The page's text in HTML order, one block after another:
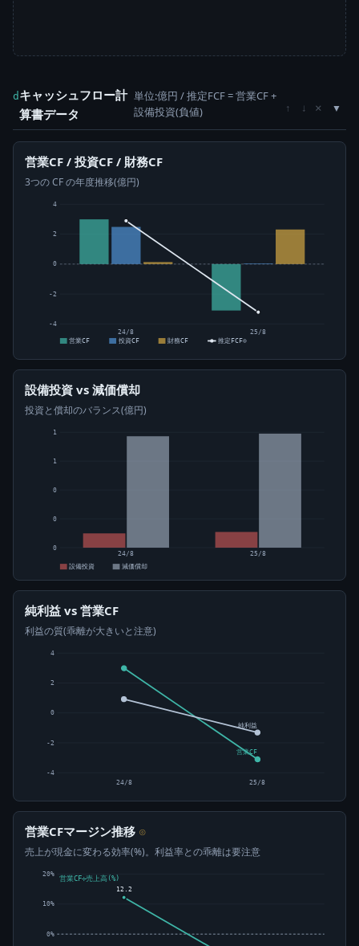
d キャッシュフロー計
算書データ
単位:億円 / 推定FCF = 営業CF +
設備投資(負値)
↑ ↓ ×
営業CF / 投資CF / 財務CF
3つの CF の年度推移(億円)
-4
-2
0
2
4
24/8
25/8
営業CF
投資CF 財務CF 推定FCF⊙
設備投資 vs 減価償却
投資と償却のバランス(億円)
0
0
0
1
1
24/8
25/8
設備投資
減価償却
純利益 vs 営業CF
利益の質(乖離が大きいと注意)
-4
-2
0
2
4
営業CF
純利益
24/8 25/8
営業CFマージン推移 ⊙
売上が現金に変わる効率(%)。利益率との乖離は要注意
0%
10%
20%
12.2
営業CF÷売上高(%)